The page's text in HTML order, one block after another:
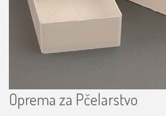
Oprema za Pčelarstvo